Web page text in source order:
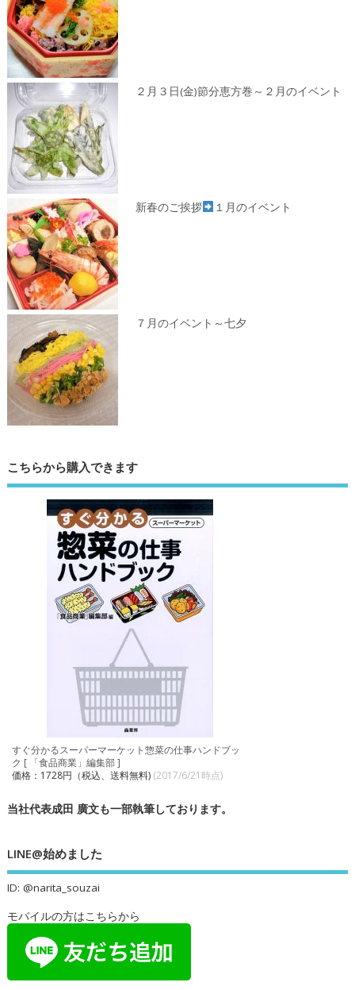
２月３日(金)節分恵方巻～２月のイベント
新春のご挨拶 １月のイベント
７月のイベント～七夕
こちらから購入できます
すぐ分かるスーパーマーケット惣菜の仕事ハンドブッ
ク [ 「食品商業」編集部 ]
価格：1728円（税込、送料無料) (2017/6/21時点)
当社代表成田 廣文も一部執筆しております。
LINE@始めました
ID: @narita_souzai
モバイルの方はこちらから